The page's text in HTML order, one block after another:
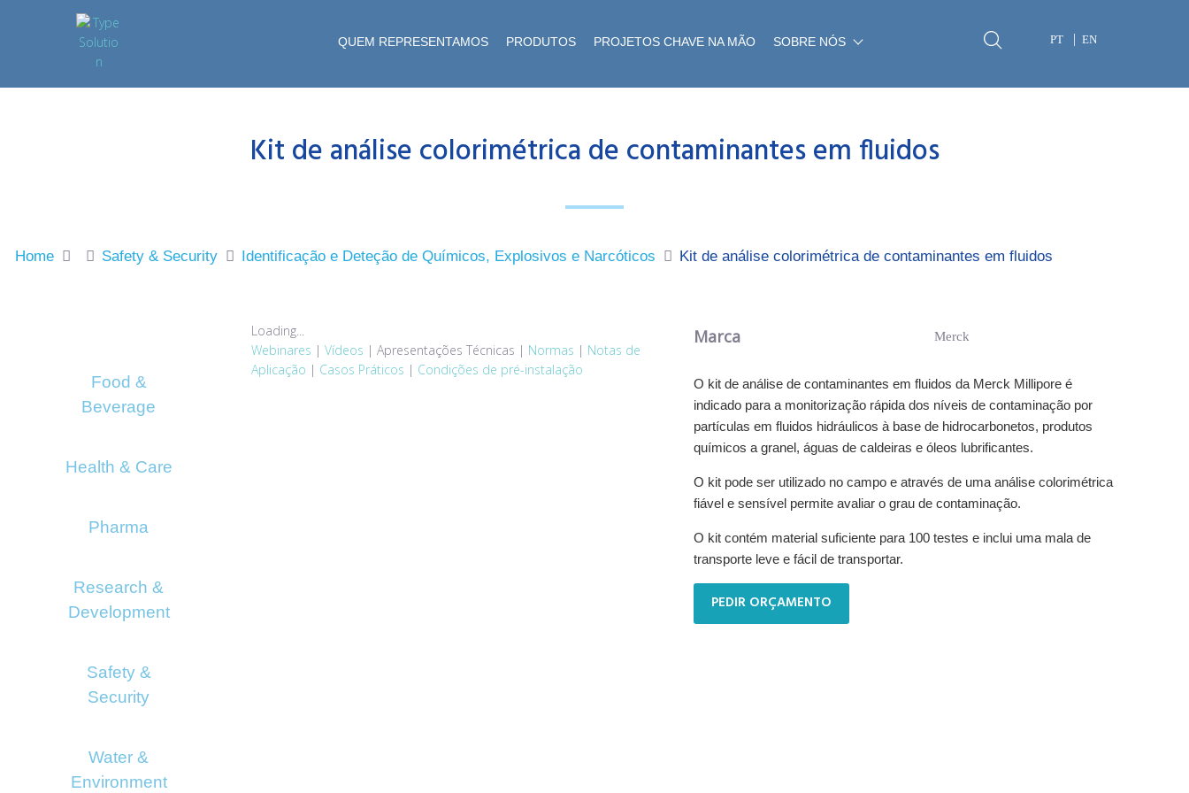
QUEM REPRESENTAMOS PRODUTOS PROJETOS CHAVE NA MÃO SOBRE NÓS PT EN
Kit de análise colorimétrica de contaminantes em fluidos
Home Safety & Security Identificação e Deteção de Químicos, Explosivos e Narcóticos Kit de análise colorimétrica de contaminantes em fluidos
Food &
Beverage
Health & Care
Pharma
Research &
Development
Safety &
Security
Water &
Environment
Loading...
Webinares | Vídeos | Apresentações Técnicas | Normas | Notas de
Aplicação | Casos Práticos | Condições de pré-instalação
Marca Merck
O kit de análise de contaminantes em fluidos da Merck Millipore é
indicado para a monitorização rápida dos níveis de contaminação por
partículas em fluidos hidráulicos à base de hidrocarbonetos, produtos
químicos a granel, águas de caldeiras e óleos lubrificantes.
O kit pode ser utilizado no campo e através de uma análise colorimétrica
fiável e sensível permite avaliar o grau de contaminação.
O kit contém material suficiente para 100 testes e inclui uma mala de
transporte leve e fácil de transportar.
PEDIR ORÇAMENTO